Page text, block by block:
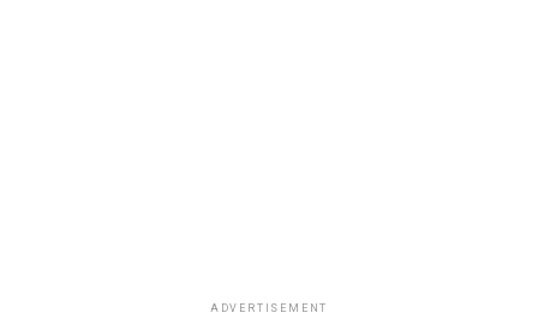
ADVERTISEMENT